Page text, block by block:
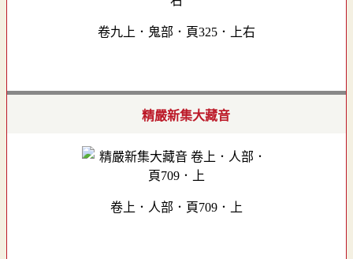
卷九上．鬼部．頁325．上右
精嚴新集大藏音
卷上．人部．頁709．上